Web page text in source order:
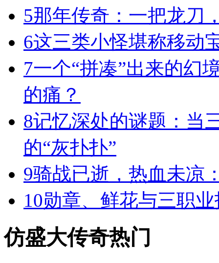
5那年传奇：一把龙刀
6这三类小怪堪称移动
7一个“拼凑”出来的幻
的痛？
8记忆深处的谜题：当
的“灰扑扑”
9骑战已逝，热血未凉
10勋章、鲜花与三职
仿盛大传奇热门